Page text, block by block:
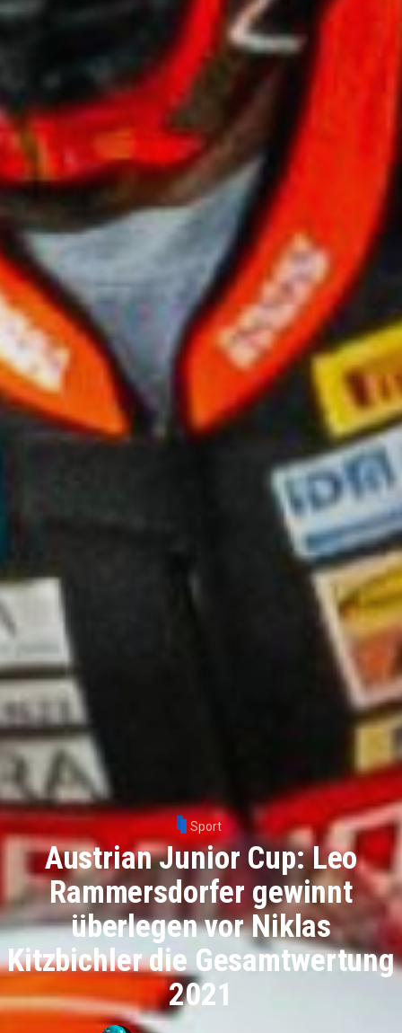
Sport
Austrian Junior Cup: Leo
Rammersdorfer gewinnt
überlegen vor Niklas
Kitzbichler die Gesamtwertung
2021